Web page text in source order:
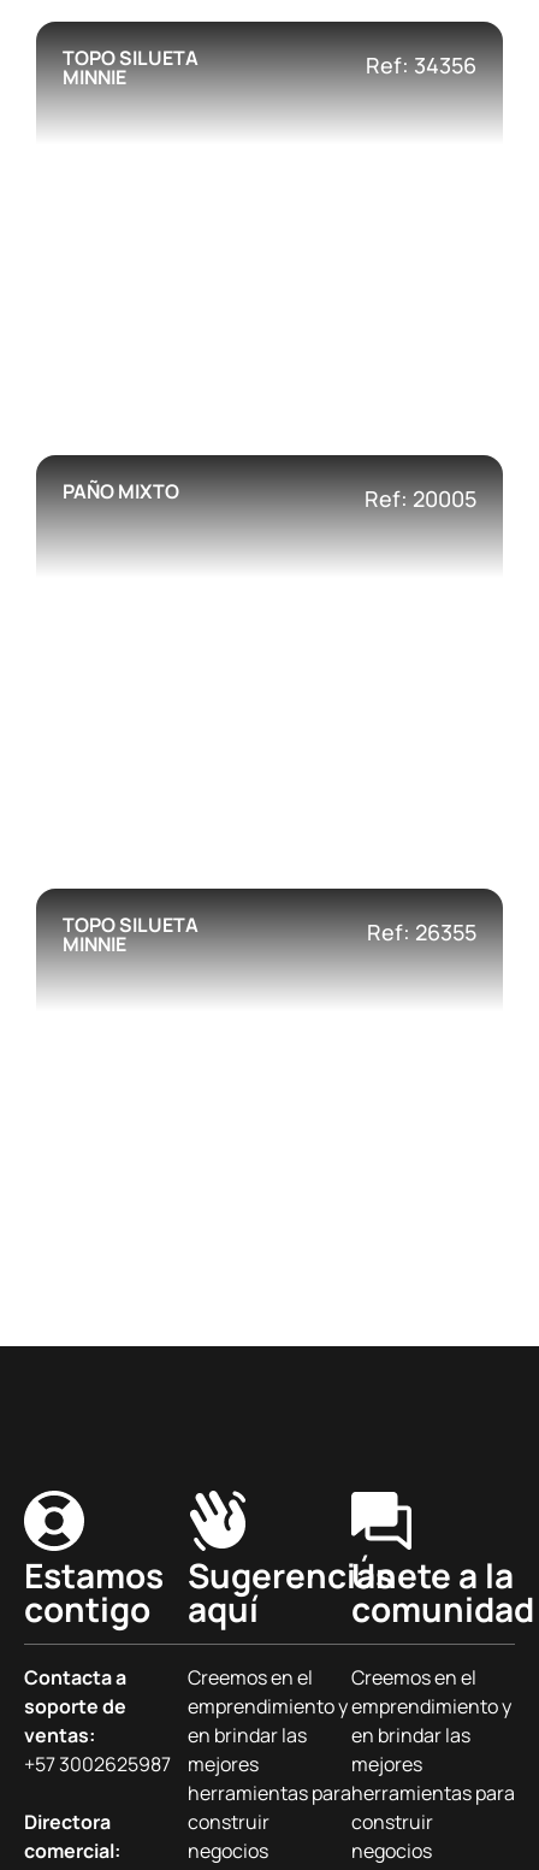
TOPO SILUETA
MINNIE Ref: 34356
PAÑO MIXTO Ref: 20005
TOPO SILUETA
MINNIE Ref: 26355
Estamos
contigo
Contacta a
soporte de
ventas:
+57 3002625987
Directora
comercial:
Sugerencias
aquí
Creemos en el
emprendimiento y
en brindar las
mejores
herramientas para
construir
negocios
Únete a la
comunidad
Creemos en el
emprendimiento y
en brindar las
mejores
herramientas para
construir
negocios